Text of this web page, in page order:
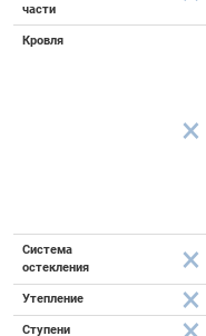
части
Кровля
Система
остекления
Утепление
Ступени